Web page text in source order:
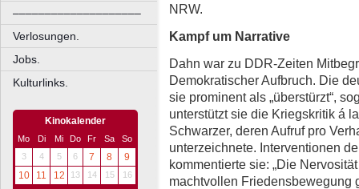
––––––––––––––––––––
Verlosungen.
Jobs.
Kulturlinks.
Kinokalender
Mo Di Mi Do Fr Sa
So
3
4 5 6 7 8
9
10
11 12 13 14 15 16
NRW.
Kampf um Narrative
Dahn war zu DDR-Zeiten
Demokratischer Aufbruch. Die
sie prominent als „überstürzt“,
unterstützt sie die Kriegskritik á
Schwarzer, deren Aufruf pro
unterzeichnete. Interventionen
kommentierte sie: „Die
machtvollen Friedensbewegung